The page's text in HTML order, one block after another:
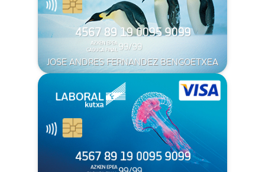
JOSE ANDRES FERNANDEZ BENGOETXEA